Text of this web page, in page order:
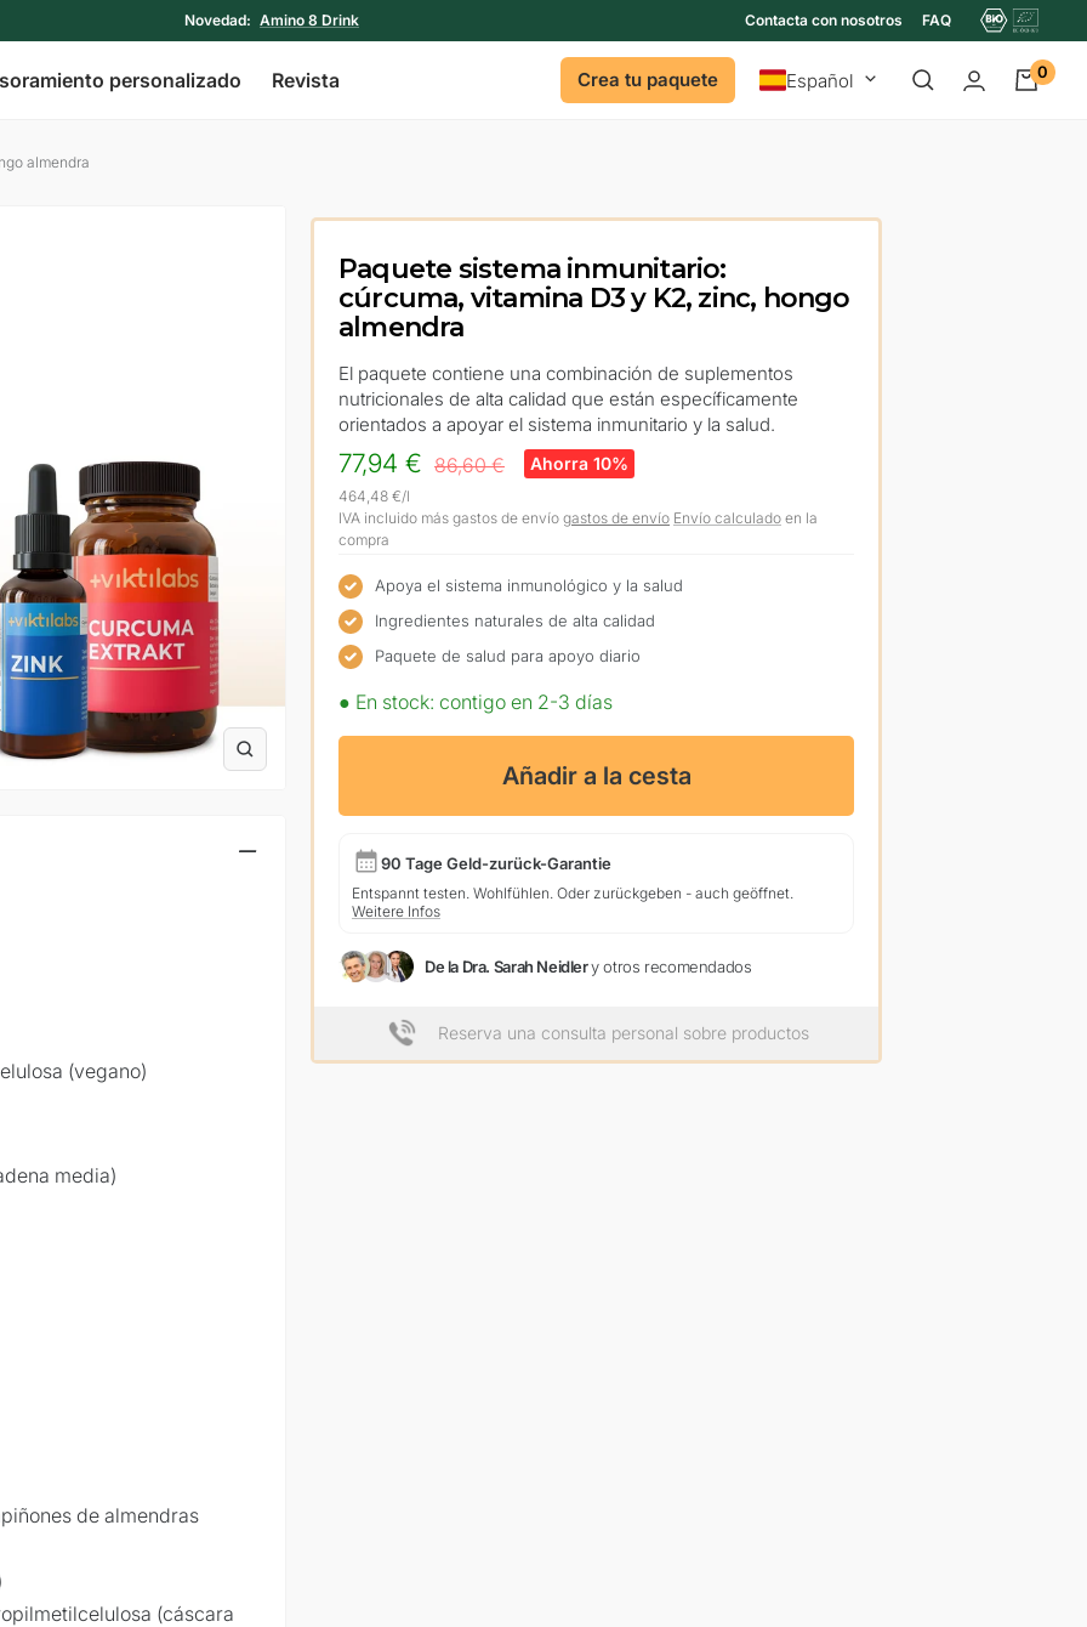
Novedad: Amino 8 Drink Contacta con nosotros FAQ
personalizado Revista Crea tu paquete IdiomaEspañol 0
almendra
Zoom
(vegano)
media)
de almendras
(cáscara
Paquete sistema inmunitario:
cúrcuma, vitamina D3 y K2, zinc, hongo
almendra
El paquete contiene una combinación de suplementos
nutricionales de alta calidad que están específicamente
orientados a apoyar el sistema inmunitario y la salud.
Precio
Oferta
77,94 € Precio
86,60 € Ahorra 10%
464,48 €/l
IVA incluido más gastos de envío gastos de envío Envío calculadoen la
compra
Apoya el sistema inmunológico y la salud
Ingredientes naturales de alta calidad
Paquete de salud para apoyo diario
● En stock: contigo en 2-3 días
Añadir a la cesta
90 Tage Geld-zurück-Garantie
Entspannt testen. Wohlfühlen. Oder zurückgeben - auch geöffnet.
Weitere Infos
De la Dra. Sarah Neidlery otros recomendados
Reserva una consulta personal sobre productos